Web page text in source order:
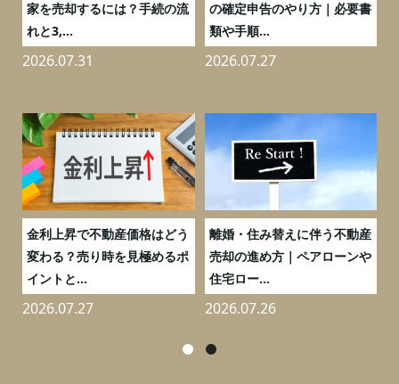
家を売却するには？手続の流
れと3,...
2026.07.31
の確定申告のやり方｜必要書
類や手順...
2026.07.27
金利上昇で不動産価格はどう
変わる？売り時を見極めるポ
イントと...
2026.07.27
離婚・住み替えに伴う不動産
売却の進め方｜ペアローンや
住宅ロー...
2026.07.26